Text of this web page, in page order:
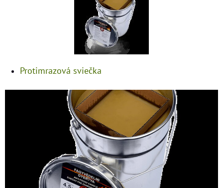
Protimrazová sviečka